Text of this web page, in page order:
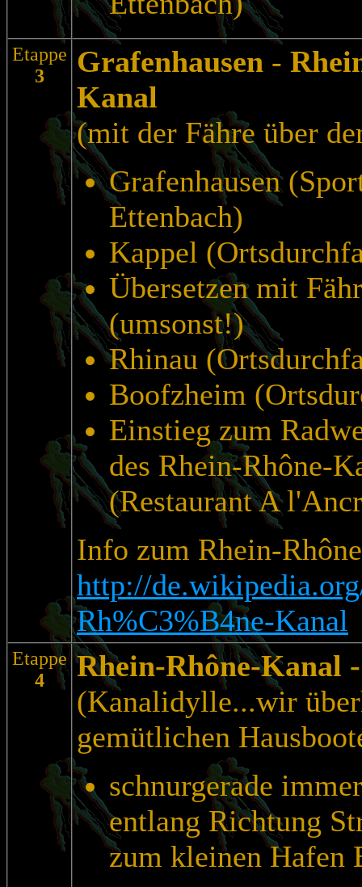
Etappe
3
Grafenhausen -
Kanal
(mit der Fähre über
Grafenhausen
Ettenbach)
Kappel
Übersetzen mit
(umsonst!)
Rhinau
Boofzheim
Einstieg zum
des Rhein-Rhône-
(Restaurant A
Info zum Rhein-
http://
Rh%C3%B4ne-Kanal
Etappe
4
Rhein-Rhône-Kanal
(Kanalidylle...wir
gemütlichen
schnurgerade
entlang Richtung
zum kleinen Hafen